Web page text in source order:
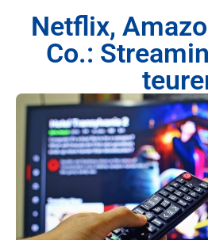
Netflix,
Co.: